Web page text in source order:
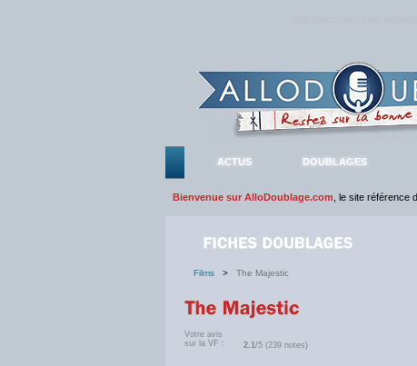
ACTUS DOUBLAGES
Bienvenue sur AlloDoublage.com , le site référence
Films > The Majestic
Votre avis
sur la VF :
2.1/5 (239 notes)